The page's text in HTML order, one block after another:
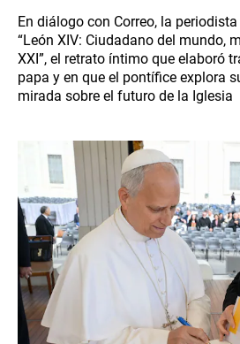
En diálogo con Correo, la
“León XIV: Ciudadano del mundo,
XXI”, el retrato íntimo que elaboró
papa y en que el pontífice explora
mirada sobre el futuro de la Iglesia